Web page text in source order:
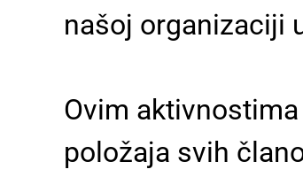
našoj organizaciji
Ovim
položaja svih